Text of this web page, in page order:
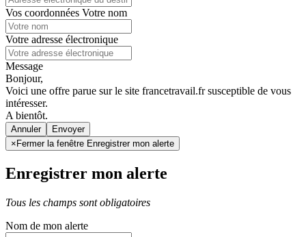
Vos coordonnées Votre nom
Votre adresse électronique
Message
Bonjour,
Voici une offre parue sur le site francetravail.fr susceptible de vous
intéresser.
A bientôt.
Annuler
× Fermer la fenêtre Enregistrer mon alerte
Enregistrer mon alerte
Tous les champs sont obligatoires
Nom de mon alerte